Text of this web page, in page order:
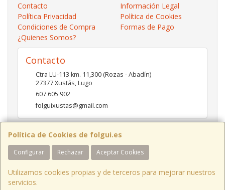
Política de Cookies de folgui.es
Configurar Rechazar Aceptar Cookies
Utilizamos cookies propias y de terceros para mejorar nuestros
servicios.
Contacto
Información Legal
Política Privacidad
Política de Cookies
Condiciones de Compra
Formas de Pago
¿Quienes Somos?
Contacto
Ctra LU-113 km. 11,300 (Rozas - Abadín)
27377Xustás,Lugo
607 605 902
folguixustas@gmail.com
Horario
Lunes a viernes de 10:00 a 14:00 y de 16:00 a 20:00.
Sábados de 10:00 a 14:00 y de 16:00 a 19:00